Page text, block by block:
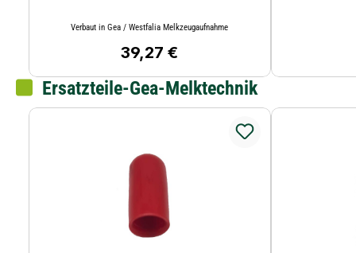
Verbaut in Gea / Westfalia Melkzeugaufnahme
Regulärer Preis:
39,27 €
Ersatzteile-Gea-Melktechnik